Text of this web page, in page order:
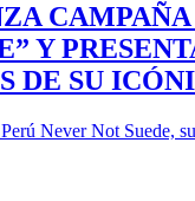
CAMPAÑA
Y
DE SU
Never Not Suede,